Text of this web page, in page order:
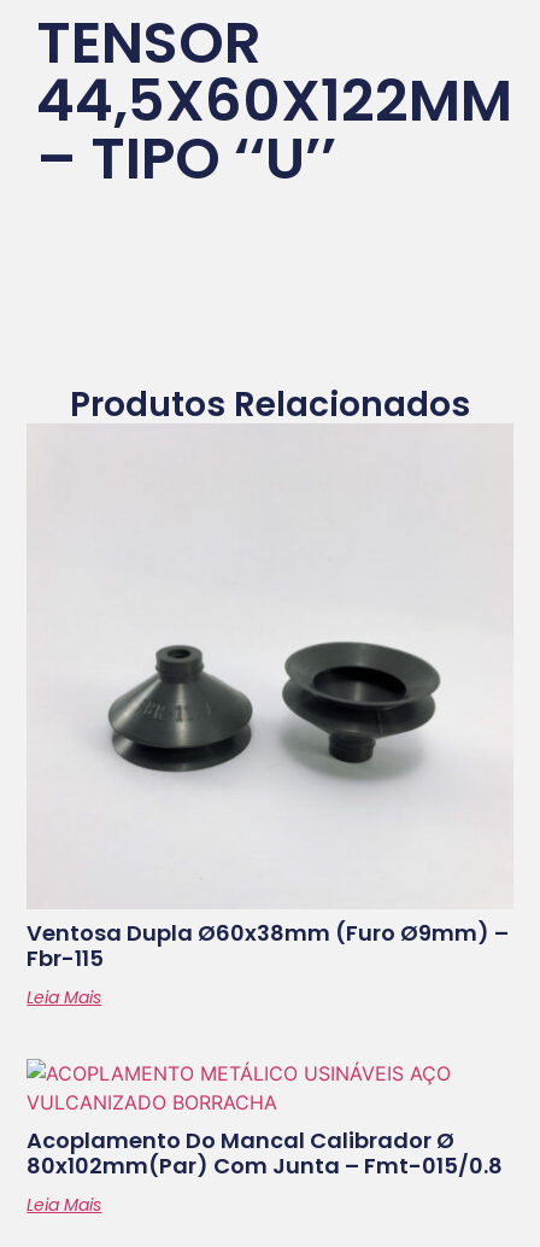
TENSOR
44,5X60X122MM
– TIPO ‘‘U’’
Produtos Relacionados
Ventosa Dupla Ø60x38mm (furo Ø9mm) –
Fbr-115
Leia Mais
Acoplamento Do Mancal Calibrador Ø
80x102mm(par) Com Junta – Fmt-015/0.8
Leia Mais